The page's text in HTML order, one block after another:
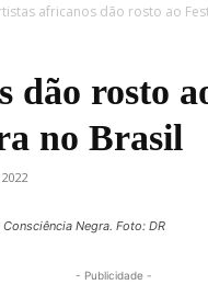
africanos dão rosto ao
dão rosto
no Brasil
Negra. Foto: DR
- Publicidade -